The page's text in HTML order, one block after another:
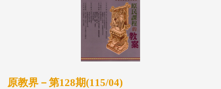
原教界－第128期(115/04)